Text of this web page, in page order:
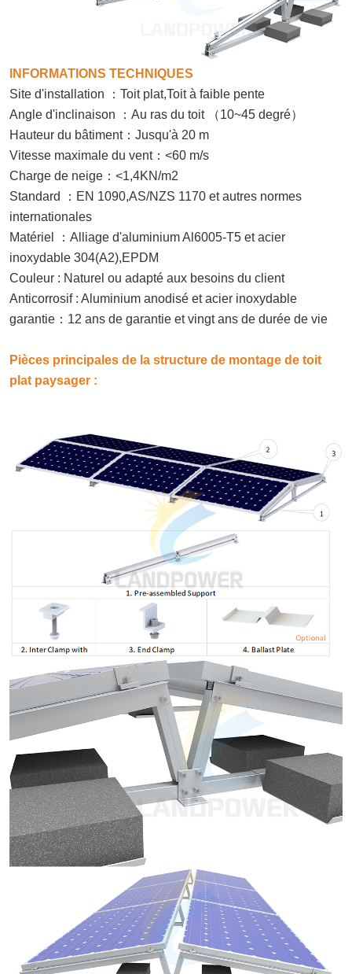
INFORMATIONS TECHNIQUES
Site d'installation
： Toit plat,Toit à faible pente
Angle d'inclinaison
： Au ras du toit （10~45 degré）
Hauteur du bâtiment： Jusqu'à 20 m
Vitesse maximale du vent： <60 m/s
Charge de neige ： <1,4KN/m2
Standard
： EN 1090,AS/NZS 1170 et autres normes
internationales
Matériel
： Alliage d'aluminium Al6005-T5 et acier
inoxydable 304(A2),EPDM
Couleur : Naturel ou adapté aux besoins du client
Anticorrosif : Aluminium anodisé et acier inoxydable
garantie ： 12 ans de garantie et vingt ans de durée de vie
Pièces principales de la structure de montage de toit
plat paysager :